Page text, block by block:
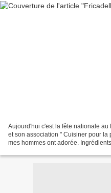
Aujourd'hui c'est la fête nationale
et son association " Cuisiner pour
mes hommes ont adorée.